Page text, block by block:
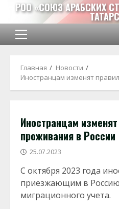
Перейти
содержимому
РОО «СОЮЗ АРАБСКИХ
Основное
Главная
Новости
Иностранцам изменят
Иностранцам
проживания в России
25.07.2023
С октября 2023 года
приезжающим в
миграционного учета.